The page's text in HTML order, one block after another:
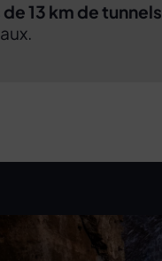
de 13 km de tunnels